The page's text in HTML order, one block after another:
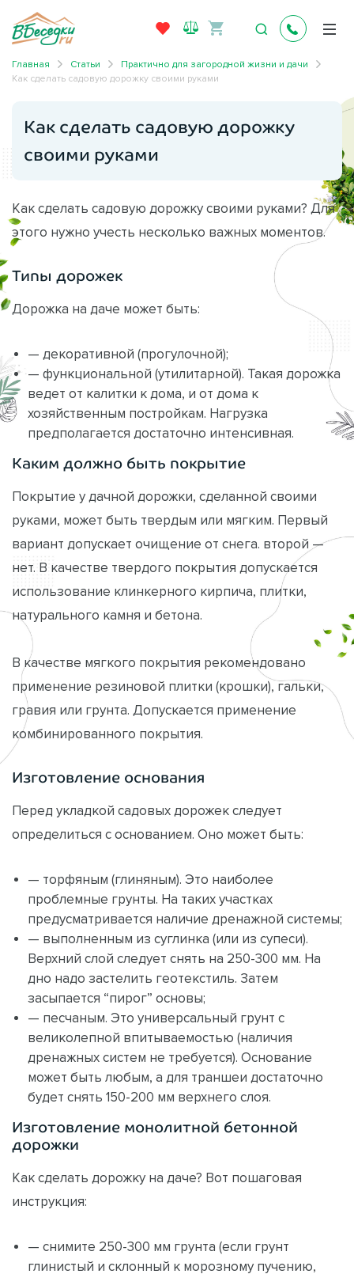
Главная Статьи
Практично для загородной жизни и дачи
Как сделать садовую дорожку своими руками
Как сделать садовую дорожку
своими руками
Как сделать садовую дорожку своими руками? Для
этого нужно учесть несколько важных моментов.
Типы дорожек
Дорожка на даче может быть:
— декоративной (прогулочной);
— функциональной (утилитарной). Такая дорожка
ведет от калитки к дома, и от дома к
хозяйственным постройкам. Нагрузка
предполагается достаточно интенсивная.
Каким должно быть покрытие
Покрытие у дачной дорожки, сделанной своими
руками, может быть твердым или мягким. Первый
вариант допускает очищение от снега. второй —
нет. В качестве твердого покрытия допускается
использование клинкерного кирпича, плитки,
натурального камня и бетона.
В качестве мягкого покрытия рекомендовано
применение резиновой плитки (крошки), гальки,
гравия или грунта. Допускается применение
комбинированного покрытия.
Изготовление основания
Перед укладкой садовых дорожек следует
определиться с основанием. Оно может быть:
— торфяным (глиняным). Это наиболее
проблемные грунты. На таких участках
предусматривается наличие дренажной системы;
— выполненным из суглинка (или из супеси).
Верхний слой следует снять на 250-300 мм. На
дно надо застелить геотекстиль. Затем
засыпается “пирог” основы;
— песчаным. Это универсальный грунт с
великолепной впитываемостью (наличия
дренажных систем не требуется). Основание
может быть любым, а для траншеи достаточно
будет снять 150-200 мм верхнего слоя.
Изготовление монолитной бетонной
дорожки
Как сделать дорожку на даче? Вот пошаговая
инструкция:
— снимите 250-300 мм грунта (если грунт
глинистый и склонный к морозному пучению,